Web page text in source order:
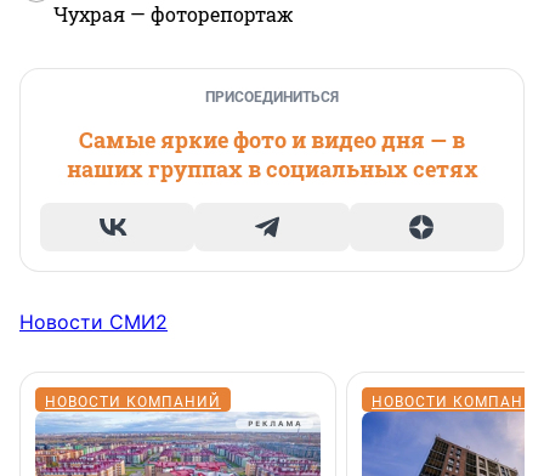
Чухрая — фоторепортаж
ПРИСОЕДИНИТЬСЯ
Самые яркие фото и видео дня — в
наших группах в социальных сетях
Новости СМИ2
НОВОСТИ КОМПАНИЙ НОВОСТИ